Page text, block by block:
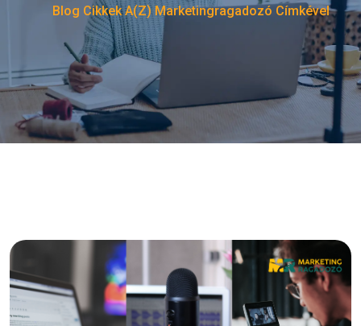
Blog Cikkek A(z) Marketingragadozó Címkével